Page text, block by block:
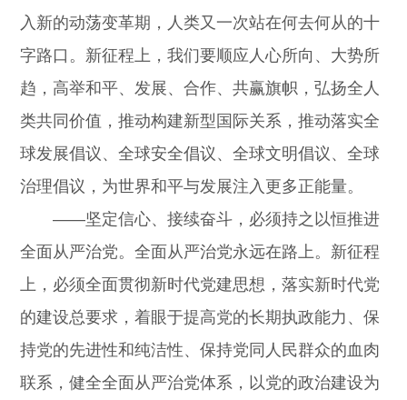
入新的动荡变革期，人类又一次站在何去何从的十
字路口。新征程上，我们要顺应人心所向、大势所
趋，高举和平、发展、合作、共赢旗帜，弘扬全人
类共同价值，推动构建新型国际关系，推动落实全
球发展倡议、全球安全倡议、全球文明倡议、全球
治理倡议，为世界和平与发展注入更多正能量。
——坚定信心、接续奋斗，必须持之以恒推进
全面从严治党。全面从严治党永远在路上。新征程
上，必须全面贯彻新时代党建思想，落实新时代党
的建设总要求，着眼于提高党的长期执政能力、保
持党的先进性和纯洁性、保持党同人民群众的血肉
联系，健全全面从严治党体系，以党的政治建设为